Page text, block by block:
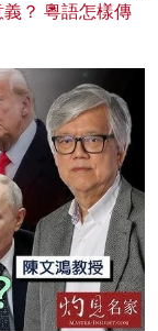
？ 粵語怎樣傳